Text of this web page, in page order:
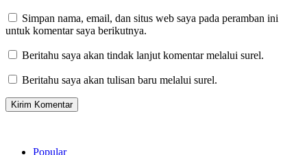
Simpan nama, email, dan situs web saya pada peramban ini
untuk komentar saya berikutnya.
Beritahu saya akan tindak lanjut komentar melalui surel.
Beritahu saya akan tulisan baru melalui surel.
Popular